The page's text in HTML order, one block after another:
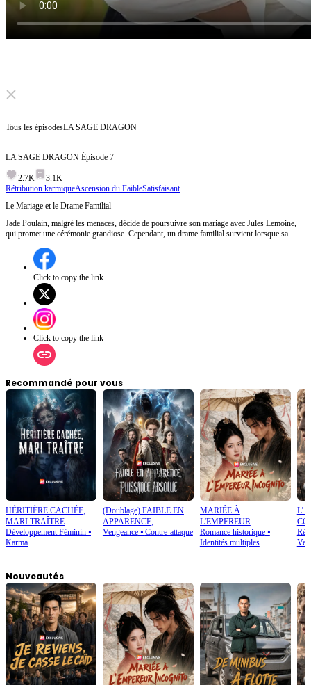
Click to unmute
Tous les épisodesLA SAGE DRAGON
LA SAGE DRAGON Épisode 7
2.7K
3.1K
Rétribution karmiqueAscension du FaibleSatisfaisant
Le Mariage et le Drame Familial
Jade Poulain, malgré les menaces, décide de poursuivre son mariage avec Jules Lemoine,
qui promet une cérémonie grandiose. Cependant, un drame familial survient lorsque sa
mariage spectaculaire et la santé déclinante de son père ?
Click to copy the link
Click to copy the link
Recommandé pour vous
HÉRITIÈRE CACHÉE,
MARI TRAÎTRE
Développement Féminin ⦁
Karma
(Doublage) FAIBLE EN
APPARENCE,
PUISSANCE ABSOLUE
Vengeance⦁ Contre-attaque
MARIÉE À
L'EMPEREUR
INCOGNITO
Romance historique⦁
Identités multiples
Nouveautés